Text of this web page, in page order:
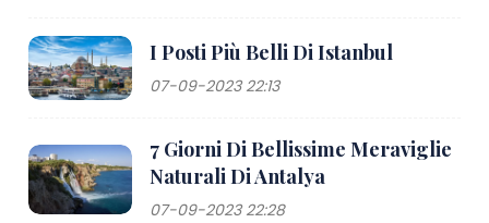
I Posti Più Belli Di Istanbul
07-09-2023 22:13
7 Giorni Di Bellissime Meraviglie
Naturali Di Antalya
07-09-2023 22:28